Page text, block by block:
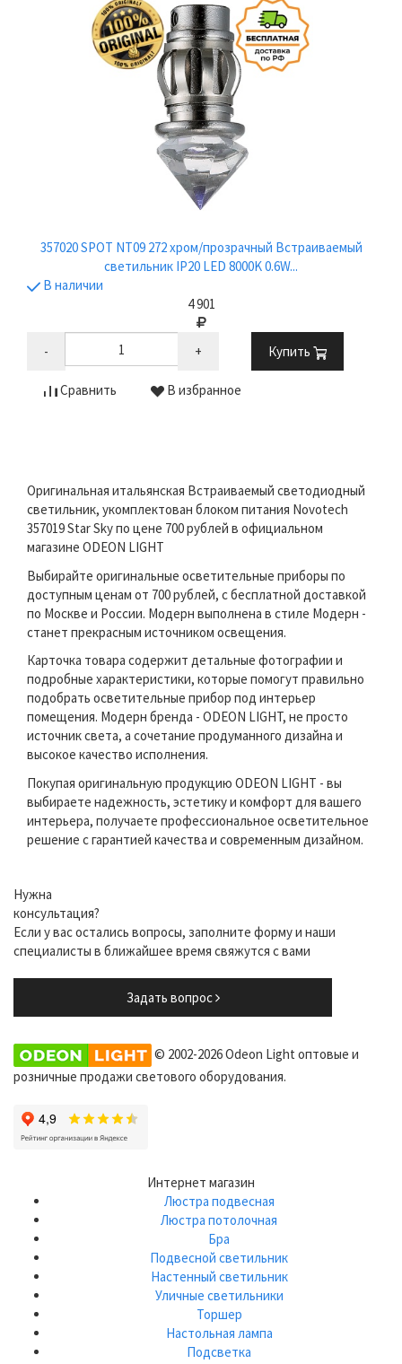
357020 SPOT NT09 272 хром/прозрачный Встраиваемый
светильник IP20 LED 8000K 0.6W...
В наличии
4 901
- + Купить
Сравнить В избранное
Оригинальная итальянская Встраиваемый светодиодный
светильник, укомплектован блоком питания Novotech
357019 Star Sky по цене 700 рублей в официальном
магазине ODEON LIGHT
Выбирайте оригинальные осветительные приборы по
доступным ценам от 700 рублей, с бесплатной доставкой
по Москве и России. Модерн выполнена в стиле Модерн -
станет прекрасным источником освещения.
Карточка товара содержит детальные фотографии и
подробные характеристики, которые помогут правильно
подобрать осветительные прибор под интерьер
помещения. Модерн бренда - ODEON LIGHT, не просто
источник света, а сочетание продуманного дизайна и
высокое качество исполнения.
Покупая оригинальную продукцию ODEON LIGHT - вы
выбираете надежность, эстетику и комфорт для вашего
интерьера, получаете профессиональное осветительное
решение с гарантией качества и современным дизайном.
Нужна
консультация?
Если у вас остались вопросы, заполните форму и наши
специалисты в ближайшее время свяжутся с вами
Задать вопрос
© 2002-2026 Odeon Light оптовые и
розничные продажи светового оборудования.
Интернет магазин
Люстра подвесная
Люстра потолочная
Бра
Подвесной светильник
Настенный светильник
Уличные светильники
Торшер
Настольная лампа
Подсветка